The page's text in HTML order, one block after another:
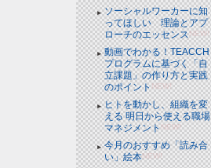
ソーシャルワーカーに知
ってほしい 理論とアプ
ローチのエッセンスNEW!
動画でわかる！TEACCH
プログラムに基づく「自
立課題」の作り方と実践
のポイントNEW!
ヒトを動かし、組織を変
える 明日から使える職場
マネジメントNEW!
今月のおすすめ「読み合
い」絵本NEW!